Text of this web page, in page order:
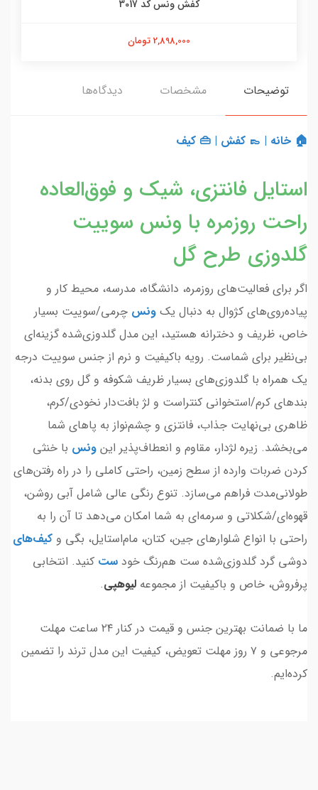
کفش ونس کد 3017
2,898,000 تومان
توضیحات مشخصات دیدگاه‌ها
🏠 خانه | 👞 کفش | 👜 کیف
استایل فانتزی، شیک و فوق‌العاده
راحت روزمره با ونس سوییت
گلدوزی طرح گل
اگر برای فعالیت‌های روزمره، دانشگاه، مدرسه، محیط کار و
پیاده‌روی‌های کژوال به دنبال یک ونس چرمی/سوییت بسیار
خاص، ظریف و دخترانه هستید، این مدل گلدوزی‌شده گزینه‌ای
بی‌نظیر برای شماست. رویه باکیفیت و نرم از جنس سوییت درجه
یک همراه با گلدوزی‌های بسیار ظریف شکوفه و گل روی بدنه،
بندهای کرم/استخوانی کنتراست و لژ بافت‌دار نخودی/کرم،
ظاهری بی‌نهایت جذاب، فانتزی و چشم‌نواز به پاهای شما
می‌بخشد. زیره لژدار، مقاوم و انعطاف‌پذیر این ونس با خنثی
کردن ضربات وارده از سطح زمین، راحتی کاملی را در راه رفتن‌های
طولانی‌مدت فراهم می‌سازد. تنوع رنگی عالی شامل آبی روشن،
قهوه‌ای/شکلاتی و سرمه‌ای به شما امکان می‌دهد تا آن را به
راحتی با انواع شلوارهای جین، کتان، مام‌استایل، بگی و کیف‌های
دوشی گرد گلدوزی‌شده ست هم‌رنگ خود ست کنید. انتخابی
پرفروش، خاص و باکیفیت از مجموعه لیوهپی.
ما با ضمانت بهترین جنس و قیمت در کنار ۲۴ ساعت مهلت
مرجوعی و ۷ روز مهلت تعویض، کیفیت این مدل ترند را تضمین
کرده‌ایم.